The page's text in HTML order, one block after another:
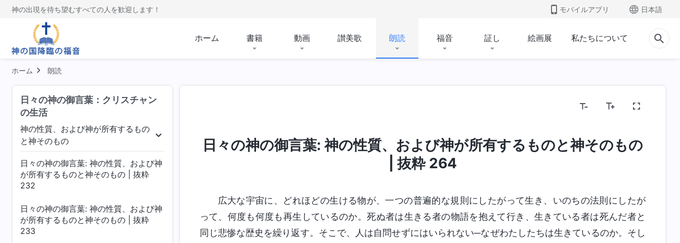
神の出現を待ち望むすべての人を歓迎します！ モバイルアプリ 日本語
ホーム 書籍 動画 讃美歌 朗読 福音 証し 絵画展 私たちについて
ホーム 朗読
日々の神の御言葉：クリスチャン
の生活
神の性質、および神が所有するもの
と神そのもの
識する 神の性質、および神が所有するものと神そのもの 聖書にまつわる奥義 宗教的観念を暴く 人類の堕落を暴く いのちへの入り 終着点と
日々の神の御言葉: 神の性質、および神
が所有するものと神そのもの | 抜粋
232
日々の神の御言葉: 神の性質、および神
が所有するものと神そのもの | 抜粋
233
日々の神の御言葉: 神の性質、および神が所有するものと神そのもの
| 抜粋 264
広大な宇宙に、どれほどの生ける物が、一つの普遍的な規則にしたがって生き、いのちの法則にしたが
って、何度も何度も再生しているのか。死ぬ者は生きる者の物語を抱えて行き、生きている者は死んだ者と
同じ悲惨な歴史を繰り返す。そこで、人は自問せずにはいられない─なぜわたしたちは生きているのか。そし